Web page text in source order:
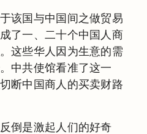
该国与中国间之做贸易
了一、二十个中国人商
这些华人因为生意的需
中共使馆看准了这一
断中国商人的买卖财路
倒是激起人们的好奇